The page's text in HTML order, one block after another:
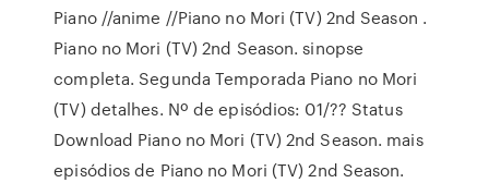
Piano //anime //Piano no Mori (TV) 2nd Season .
Piano no Mori (TV) 2nd Season. sinopse
completa. Segunda Temporada Piano no Mori
(TV) detalhes. Nº de episódios: 01/?? Status
Download Piano no Mori (TV) 2nd Season. mais
episódios de Piano no Mori (TV) 2nd Season.